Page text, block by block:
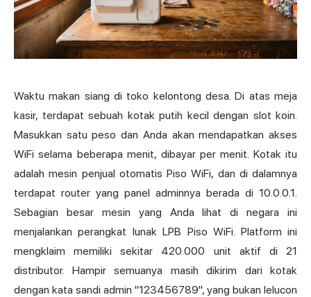
Waktu makan siang di toko kelontong desa. Di atas meja
kasir, terdapat sebuah kotak putih kecil dengan slot koin.
Masukkan satu peso dan Anda akan mendapatkan akses
WiFi selama beberapa menit, dibayar per menit. Kotak itu
adalah mesin penjual otomatis Piso WiFi, dan di dalamnya
terdapat router yang panel adminnya berada di 10.0.0.1.
Sebagian besar mesin yang Anda lihat di negara ini
menjalankan perangkat lunak LPB Piso WiFi. Platform ini
mengklaim memiliki sekitar 420.000 unit aktif di 21
distributor. Hampir semuanya masih dikirim dari kotak
dengan kata sandi admin "123456789", yang bukan lelucon